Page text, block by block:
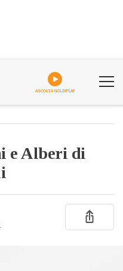
ASCOLTA GOLDPLAY
e Alberi di